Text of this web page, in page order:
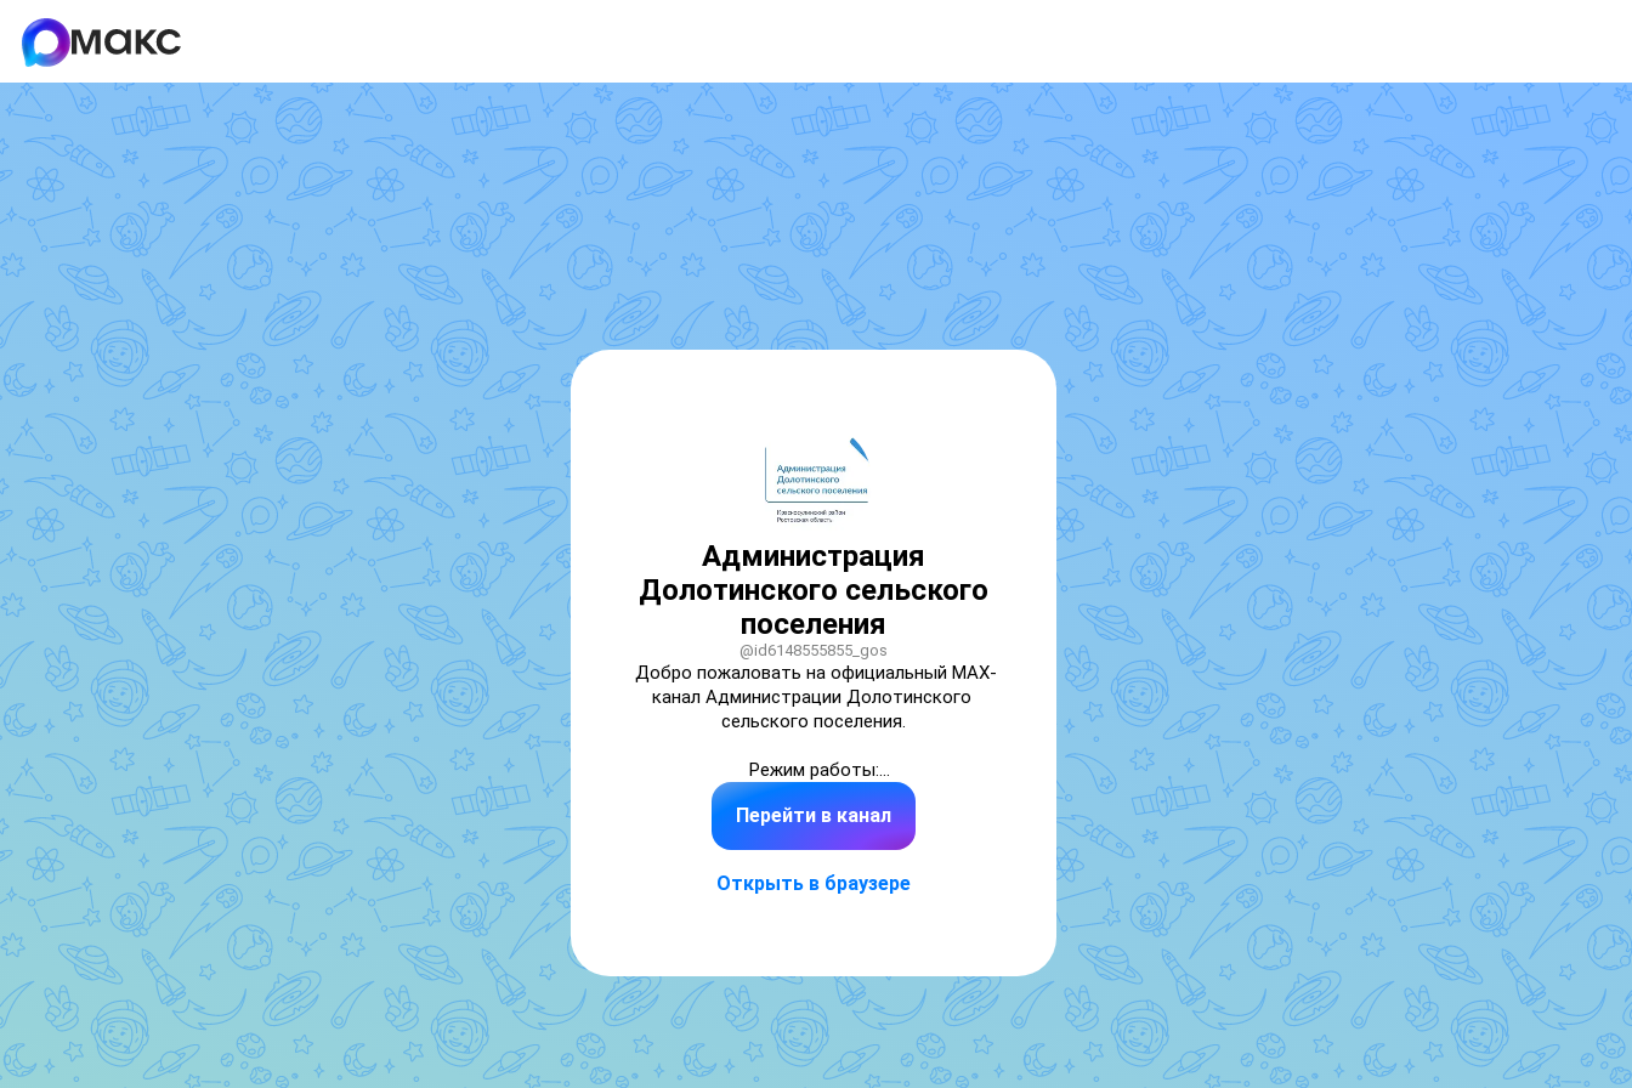
Администрация
Долотинского сельского
поселения
@id6148555855_gos
Добро пожаловать на официальный МАХ-
канал Администрации Долотинского
сельского поселения.
Режим работы:
пн-пт – 08:00-16:27
перерыв – 12:00-13:15
Телефон – +7 (989) 624-78-46
Перейти в канал
Открыть в браузере